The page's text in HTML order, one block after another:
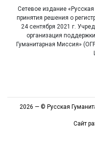
Сетевое издание
принятия решения о
24 сентября 2021 г.
организация
Гуманитарная Миссия»
2026 — © Русская
Сайт